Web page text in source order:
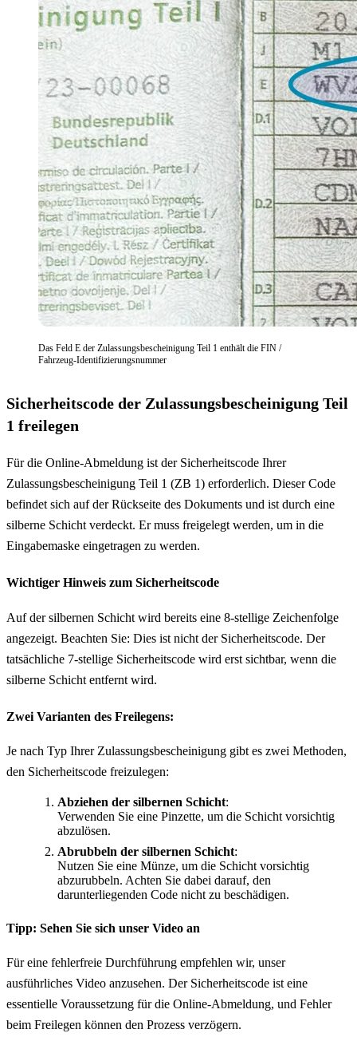
Das Feld E der Zulassungsbescheinigung Teil 1 enthält die FIN /
Fahrzeug-Identifizierungsnummer
Sicherheitscode der Zulassungsbescheinigung Teil
1 freilegen
Für die Online-Abmeldung ist der Sicherheitscode Ihrer
Zulassungsbescheinigung Teil 1 (ZB 1) erforderlich. Dieser Code
befindet sich auf der Rückseite des Dokuments und ist durch eine
silberne Schicht verdeckt. Er muss freigelegt werden, um in die
Eingabemaske eingetragen zu werden.
Wichtiger Hinweis zum Sicherheitscode
Auf der silbernen Schicht wird bereits eine 8-stellige Zeichenfolge
angezeigt. Beachten Sie: Dies ist nicht der Sicherheitscode. Der
tatsächliche 7-stellige Sicherheitscode wird erst sichtbar, wenn die
silberne Schicht entfernt wird.
Zwei Varianten des Freilegens:
Je nach Typ Ihrer Zulassungsbescheinigung gibt es zwei Methoden,
den Sicherheitscode freizulegen:
Abziehen der silbernen Schicht:
Verwenden Sie eine Pinzette, um die Schicht vorsichtig
abzulösen.
Abrubbeln der silbernen Schicht:
Nutzen Sie eine Münze, um die Schicht vorsichtig
abzurubbeln. Achten Sie dabei darauf, den
darunterliegenden Code nicht zu beschädigen.
Tipp: Sehen Sie sich unser Video an
Für eine fehlerfreie Durchführung empfehlen wir, unser
ausführliches Video anzusehen. Der Sicherheitscode ist eine
essentielle Voraussetzung für die Online-Abmeldung, und Fehler
beim Freilegen können den Prozess verzögern.